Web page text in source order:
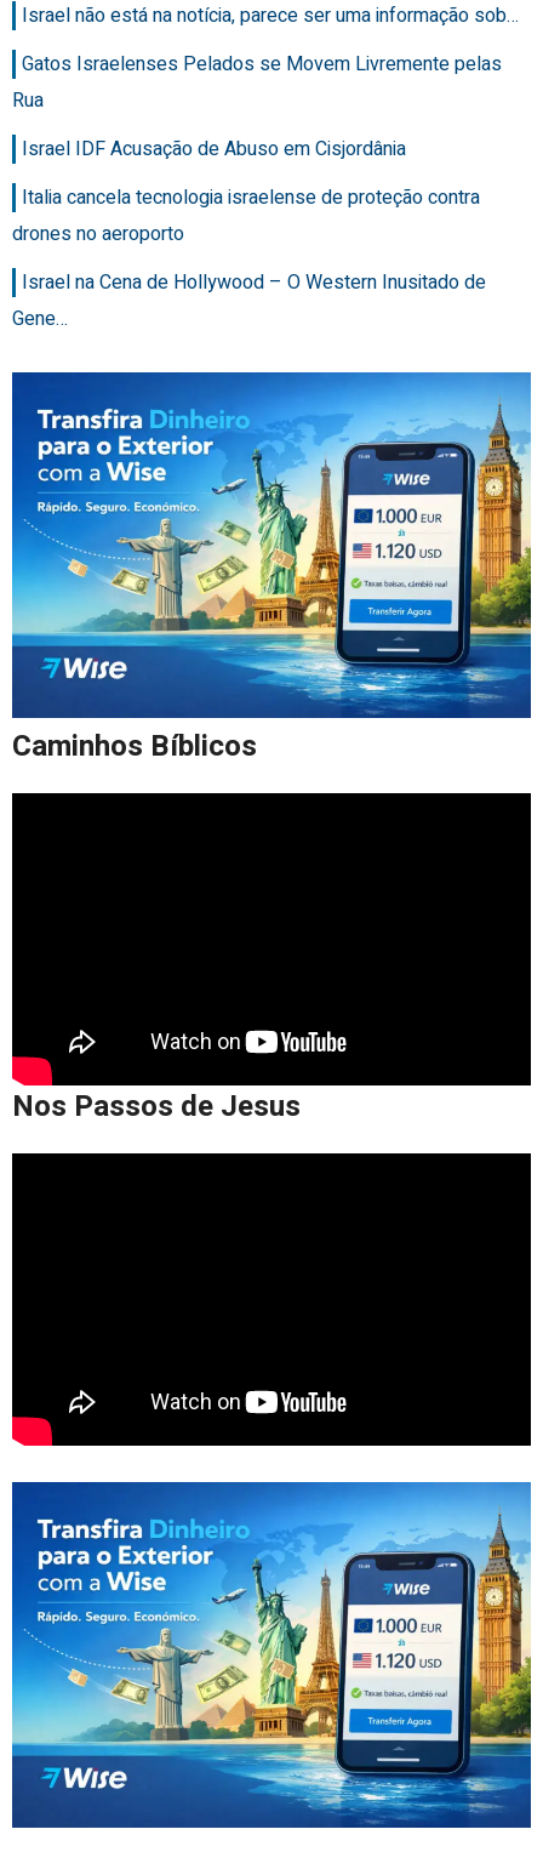
Israel não está na notícia, parece ser uma informação sob…
Gatos Israelenses Pelados se Movem Livremente pelas
Rua
Israel IDF Acusação de Abuso em Cisjordânia
Italia cancela tecnologia israelense de proteção contra
drones no aeroporto
Israel na Cena de Hollywood – O Western Inusitado de
Gene…
Caminhos Bíblicos
Nos Passos de Jesus